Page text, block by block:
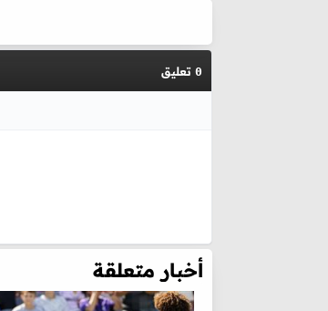
0 تعليق
أخبار متعلقة